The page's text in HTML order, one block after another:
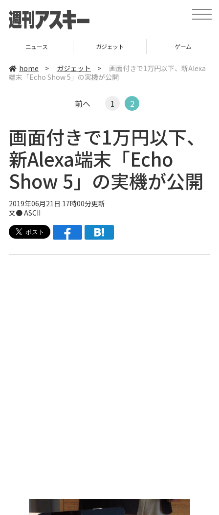
t
o
v
ニュース ガジェット ゲーム
home > ガジェット >
画面付きで1万円以下、新Alexa
端末「Echo Show 5」の実機が公開
前へ 1 2
画面付きで1万円以下、
新Alexa端末「Echo
Show 5」の実機が公開
2019年06月21日 17時00分更新
文● ASCII